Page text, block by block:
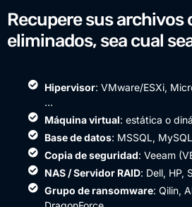
Recupere sus archivos
eliminados, sea cual
Hipervisor: VMware/ESXi,
…
Máquina virtual: estática o
Base de datos: MSSQL, MySQL
Copia de seguridad: Veeam
NAS / Servidor RAID: Dell, HP,
Grupo de ransomware: Qilin,